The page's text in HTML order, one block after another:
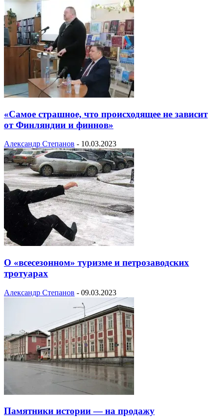
«Самое страшное, что происходящее не зависит
от Финляндии и финнов»
Александр Степанов - 10.03.2023
О «всесезонном» туризме и петрозаводских
тротуарах
Александр Степанов - 09.03.2023
Памятники истории — на продажу